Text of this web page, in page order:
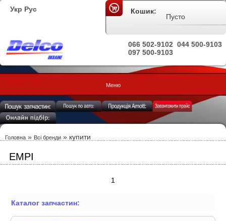
Укр Рус
044 500-9103
066 502-9102
097 500-9103
Кошик:
Пусто
Меню
Головна » Всі бренди » купити
EMPI
1
Каталог запчастин: